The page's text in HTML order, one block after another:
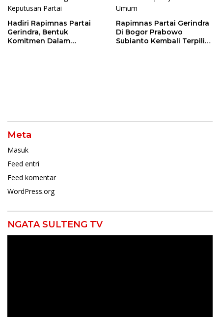
Hadiri Rapimnas Partai
Gerindra, Bentuk
Komitmen Dalam
Rapimnas Partai Gerindra
Di Bogor Prabowo
Subianto Kembali Terpilih
Meta
Masuk
Feed entri
Feed komentar
WordPress.org
NGATA SULTENG TV